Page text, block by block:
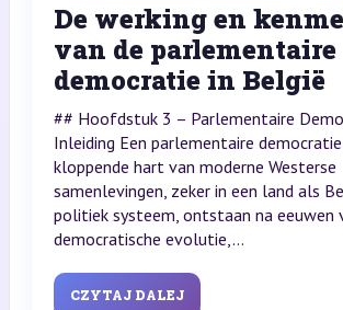
De werking en
van de parlementaire
democratie in België
## Hoofdstuk 3 – Parlementaire
Inleiding Een parlementaire
kloppende hart van moderne Westerse
samenlevingen, zeker in een land als
politiek systeem, ontstaan na eeuwen
democratische evolutie,...
CZYTAJ DALEJ